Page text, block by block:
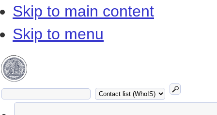
Skip to main content
Skip to menu